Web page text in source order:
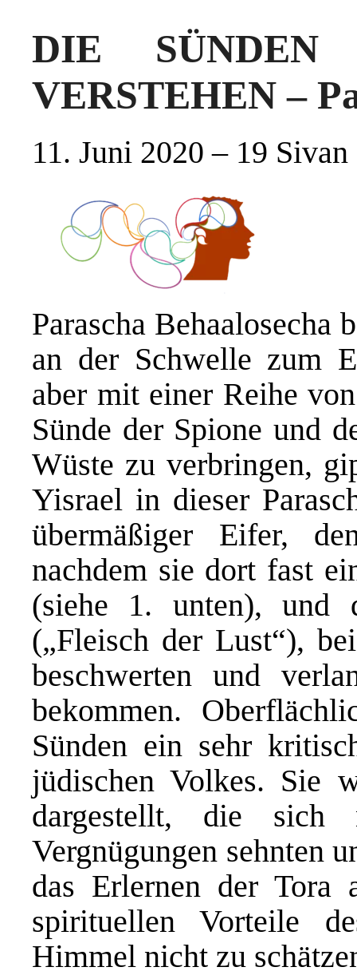
DIE
VERSTEHEN –
11. Juni 2020 – 19 Sivan
Parascha
an der Schwelle zum
aber mit einer Reihe
Sünde der Spione und
Wüste zu verbringen,
Yisrael in dieser
übermäßiger Eifer,
nachdem sie dort fast
(siehe 1. unten), und
(„Fleisch der Lust“),
beschwerten und
bekommen.
Sünden ein sehr
jüdischen Volkes. Sie
dargestellt, die sich
Vergnügungen sehnten
das Erlernen der
spirituellen Vorteile
Himmel nicht zu